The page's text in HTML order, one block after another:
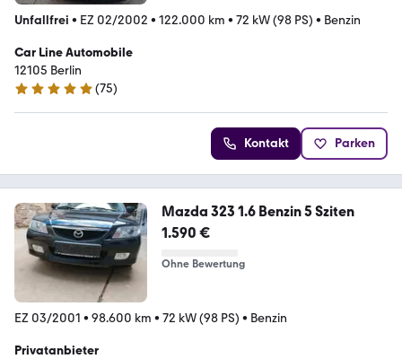
Unfallfrei • EZ 02/2002 • 122.000 km • 72 kW (98 PS) • Benzin
Car Line Automobile
12105 Berlin
4.8 Sterne
(75)
Kontakt Parken
Mazda 323 1.6 Benzin 5 Sziten
1.590 €
Ohne Bewertung
EZ 03/2001 • 98.600 km • 72 kW (98 PS) • Benzin
Privatanbieter